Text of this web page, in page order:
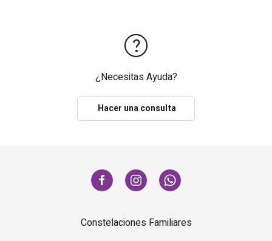
¿Necesitas Ayuda?
Hacer una consulta
Constelaciones Familiares